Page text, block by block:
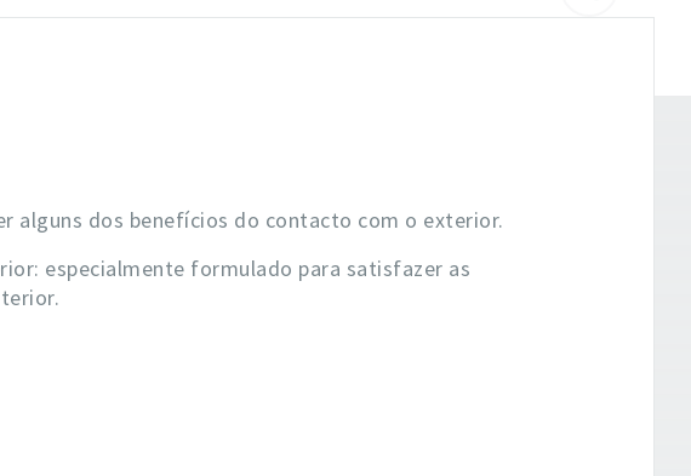
alguns dos benefícios do contacto com o exterior.
especialmente formulado para satisfazer as